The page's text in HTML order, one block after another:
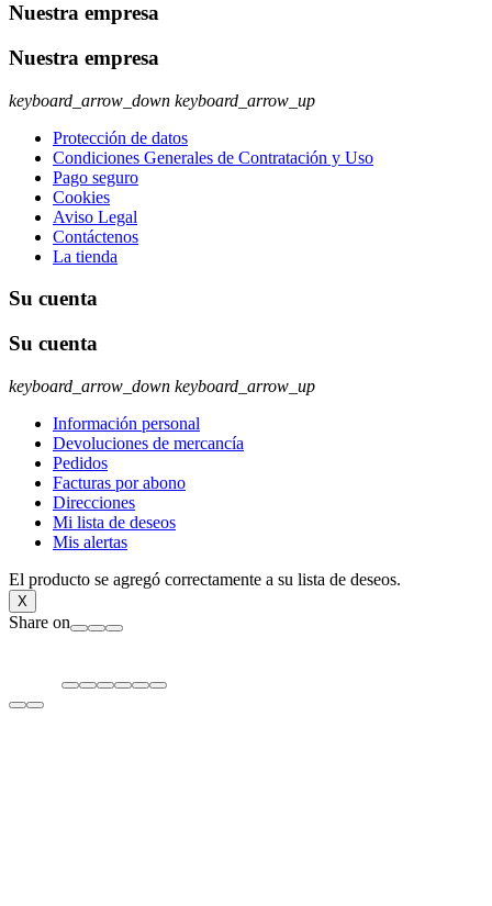
Nuestra empresa
Nuestra empresa
keyboard_arrow_down keyboard_arrow_up
Protección de datos
Condiciones Generales de Contratación y Uso
Pago seguro
Cookies
Aviso Legal
Contáctenos
La tienda
Su cuenta
Su cuenta
keyboard_arrow_down keyboard_arrow_up
Información personal
Devoluciones de mercancía
Pedidos
Facturas por abono
Direcciones
Mi lista de deseos
Mis alertas
El producto se agregó correctamente a su lista de deseos.
X
Share on